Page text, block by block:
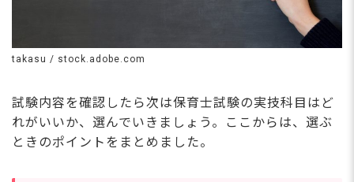
takasu / stock.adobe.com
試験内容を確認したら次は保育士試験の実技科目はど
れがいいか、選んでいきましょう。ここからは、選ぶ
ときのポイントをまとめました。